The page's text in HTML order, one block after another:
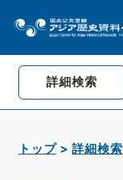
詳細検索
トップ 詳細検索